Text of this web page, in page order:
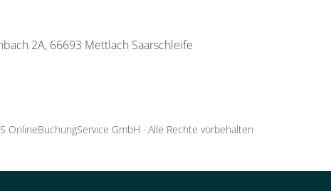
2A, 66693 Mettlach Saarschleife
OnlineBuchungService GmbH · Alle Rechte vorbehalten